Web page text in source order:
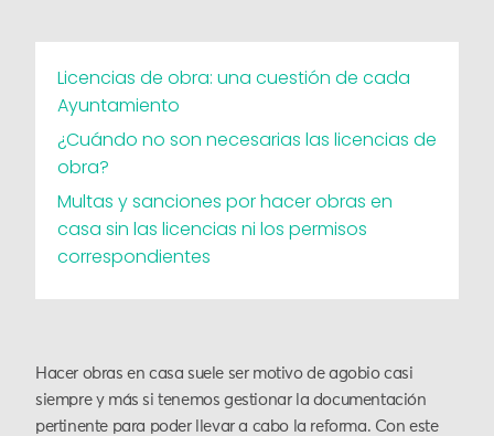
Licencias de obra: una cuestión de cada
Ayuntamiento
¿Cuándo no son necesarias las licencias de
obra?
Multas y sanciones por hacer obras en
casa sin las licencias ni los permisos
correspondientes
Hacer obras en casa suele ser motivo de agobio casi
siempre y más si tenemos gestionar la documentación
pertinente para poder llevar a cabo la reforma. Con este